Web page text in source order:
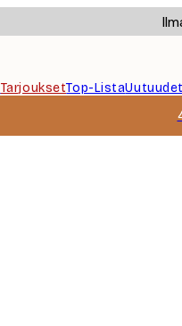
TarjouksetTop-ListaUutuudet